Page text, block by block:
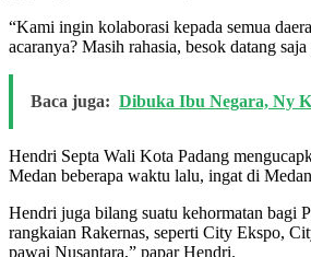
“Kami ingin kolaborasi kepada semua
acaranya? Masih rahasia, besok datang
Baca juga: Dibuka Ibu Negara, Ny
Hendri Septa Wali Kota Padang
Medan beberapa waktu lalu, ingat di
Hendri juga bilang suatu kehormatan bagi
rangkaian Rakernas, seperti City Ekspo,
pawai Nusantara,” papar Hendri.